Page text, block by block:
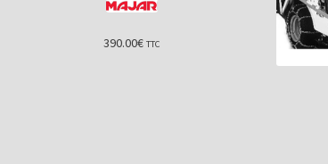
390.00€ TTC